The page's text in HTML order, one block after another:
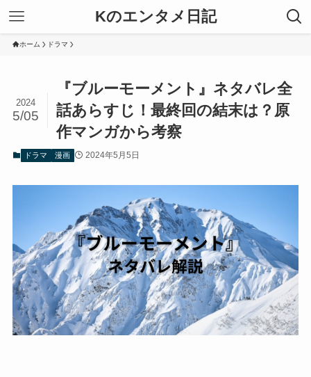
Kのエンタメ日記
ホーム ドラマ
『ブルーモーメント』ネタバレ全
話あらすじ！最終回の結末は？原
作マンガから考察
2024
5/05
ドラマ 漫画 2024年5月5日